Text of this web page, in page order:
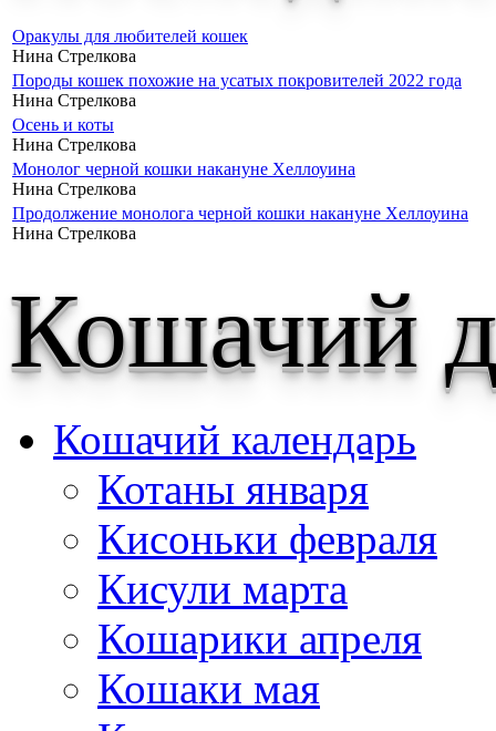
Оракулы для любителей кошек
Нина Стрелкова
Породы кошек похожие на усатых покровителей 2022 года
Нина Стрелкова
Осень и коты
Нина Стрелкова
Монолог черной кошки накануне Хеллоуина
Нина Стрелкова
Продолжение монолога черной кошки накануне Хеллоуина
Нина Стрелкова
Кошачий
Кошачий календарь
Котаны января
Кисоньки февраля
Кисули марта
Кошарики апреля
Кошаки мая